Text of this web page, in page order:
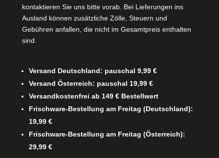
kontaktieren Sie uns bitte vorab. Bei Lieferungen ins
Ausland können zusätzliche Zölle, Steuern und
Gebühren anfallen, die nicht im Gesamtpreis enthalten
sind.
Versand Deutschland: pauschal 9,99 €
Versand Österreich: pauschal 19,99 €
Versandkostenfrei ab 149 € Bestellwert
Frischware-Bestellung am Freitag (Deutschland):
19,99 €
Frischware-Bestellung am Freitag (Österreich):
29,99 €